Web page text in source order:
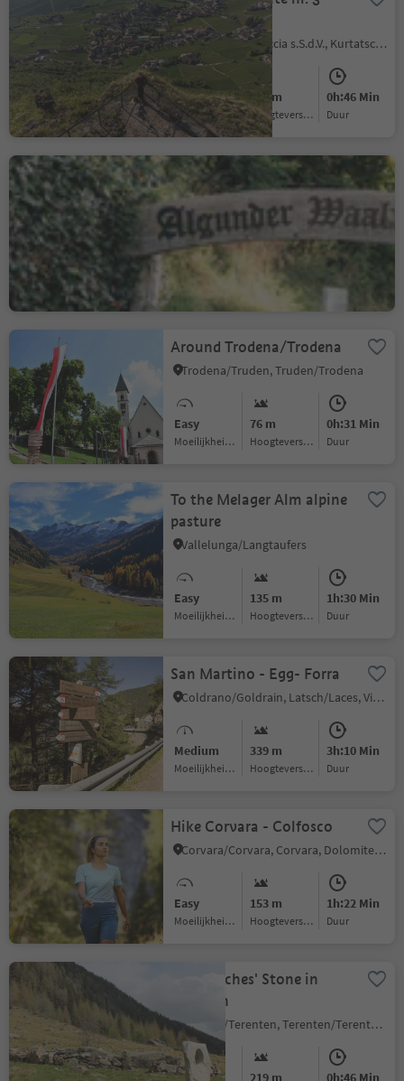
"Sitzkofel"
Kurtatsch/Cortaccia s.S.d.V., Kurtatsch an der Weinstraße/Cortaccia sulla Strada del Vino, Alto Adige Wine Road
Easy
Moeilijkheidsgraad
100 m
Hoogteverschil
0h:46 Min
Duur
Algund Waalweg canal
trail
Easy
Hoogteverschil
1h:08 Min
Duur
Around Trodena/Trodena
Trodena/Truden, Truden/Trodena
Easy
Moeilijkheidsgraad
76 m
Hoogteverschil
0h:31 Min
Duur
To the Melager Alm alpine
pasture
Vallelunga/Langtaufers
Easy
Moeilijkheidsgraad
135 m
Hoogteverschil
1h:30 Min
Duur
San Martino - Egg- Forra
Coldrano/Goldrain, Latsch/Laces, Vinschgau/Val Venosta
Medium
Moeilijkheidsgraad
339 m
Hoogteverschil
3h:10 Min
Duur
Hike Corvara - Colfosco
Corvara/Corvara, Corvara, Dolomites Region Alta Badia
Easy
Moeilijkheidsgraad
153 m
Hoogteverschil
1h:22 Min
Duur
The Witches' Stone in
Terenten
Terento/Terenten, Terenten/Terento, Brixen/Bressanone and environs
Easy 219 m 0h:46 Min